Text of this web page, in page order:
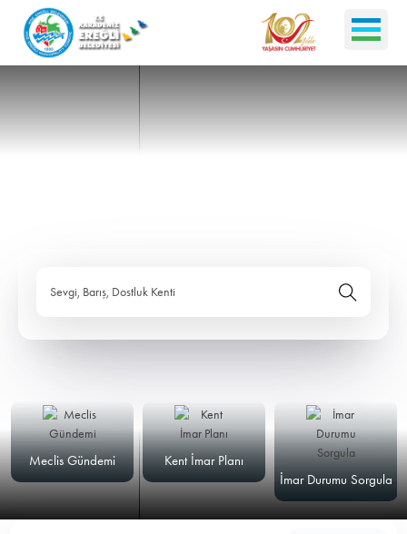
Sevgi, Barış, Dostluk Kenti
Meclis Gündemi
Kent İmar Planı
İmar Durumu Sorgula